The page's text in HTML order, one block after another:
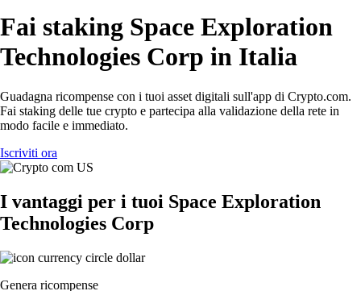
Fai staking Space Exploration
Technologies Corp in Italia
Guadagna ricompense con i tuoi asset digitali sull'app di Crypto.com.
Fai staking delle tue crypto e partecipa alla validazione della rete in
modo facile e immediato.
Iscriviti ora
I vantaggi per i tuoi Space Exploration
Technologies Corp
Genera ricompense